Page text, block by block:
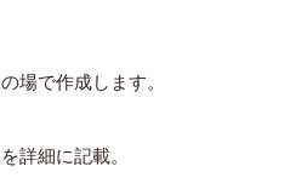
場で作成します。
詳細に記載。